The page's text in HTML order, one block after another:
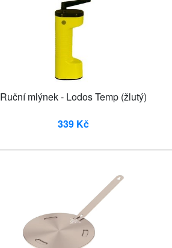
Ruční mlýnek - Lodos Temp (žlutý)
339 Kč